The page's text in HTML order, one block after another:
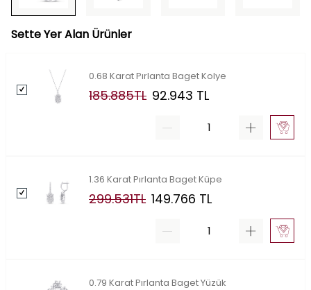
Sette Yer Alan Ürünler
0.68 Karat Pırlanta Baget Kolye
185.885TL 92.943 TL
1.36 Karat Pırlanta Baget Küpe
299.531TL 149.766 TL
0.79 Karat Pırlanta Baget Yüzük